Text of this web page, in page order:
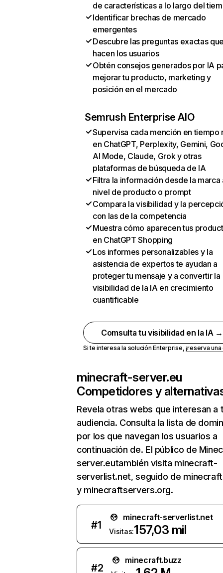
de características a lo largo del
Identificar brechas de mercado
emergentes
Descubre las preguntas exactas
hacen los usuarios
Obtén consejos generados por IA
mejorar tu producto, marketing y
posición en el mercado
Semrush Enterprise AIO
Supervisa cada mención en tiempo
en ChatGPT, Perplexity, Gemini,
AI Mode, Claude, Grok y otras
plataformas de búsqueda de IA
Filtra la información desde la marca
nivel de producto o prompt
Compara la visibilidad y la
con las de la competencia
Muestra cómo aparecen tus
en ChatGPT Shopping
Los informes personalizables y la
asistencia de expertos te ayudan a
proteger tu mensaje y a convertir la
visibilidad de la IA en crecimiento
cuantificable
Comsulta tu visibilidad en la IA →
Si te interesa la solución Enterprise,¡reserva
minecraft-server.eu
Competidores y
Revela otras webs que interesan a
audiencia. Consulta la lista de
por los que navegan los usuarios a
continuación de. El público de
server.eutambién visita minecraft-
serverlist.net, seguido de
y minecraftservers.org.
#1
minecraft-serverlist.net
Visitas:157,03 mil
#2
minecraft.buzz